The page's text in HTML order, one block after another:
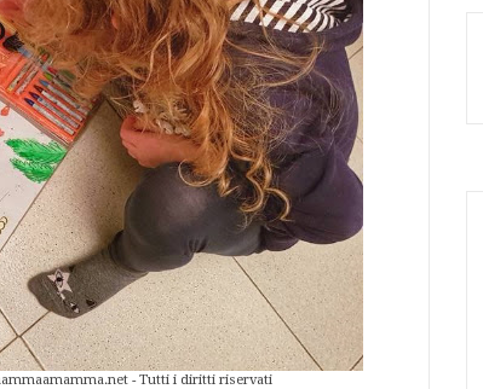
- Tutti i diritti riservati